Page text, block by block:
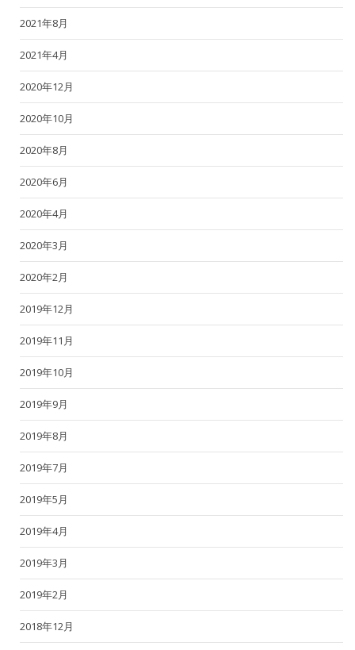
2021年8月
2021年4月
2020年12月
2020年10月
2020年8月
2020年6月
2020年4月
2020年3月
2020年2月
2019年12月
2019年11月
2019年10月
2019年9月
2019年8月
2019年7月
2019年5月
2019年4月
2019年3月
2019年2月
2018年12月